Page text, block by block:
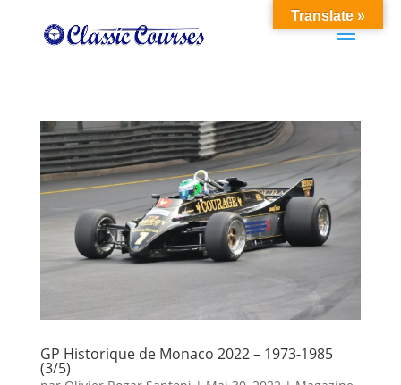
GP Historique de Monaco 2022 – 1973-1985
(3/5)
Translate »